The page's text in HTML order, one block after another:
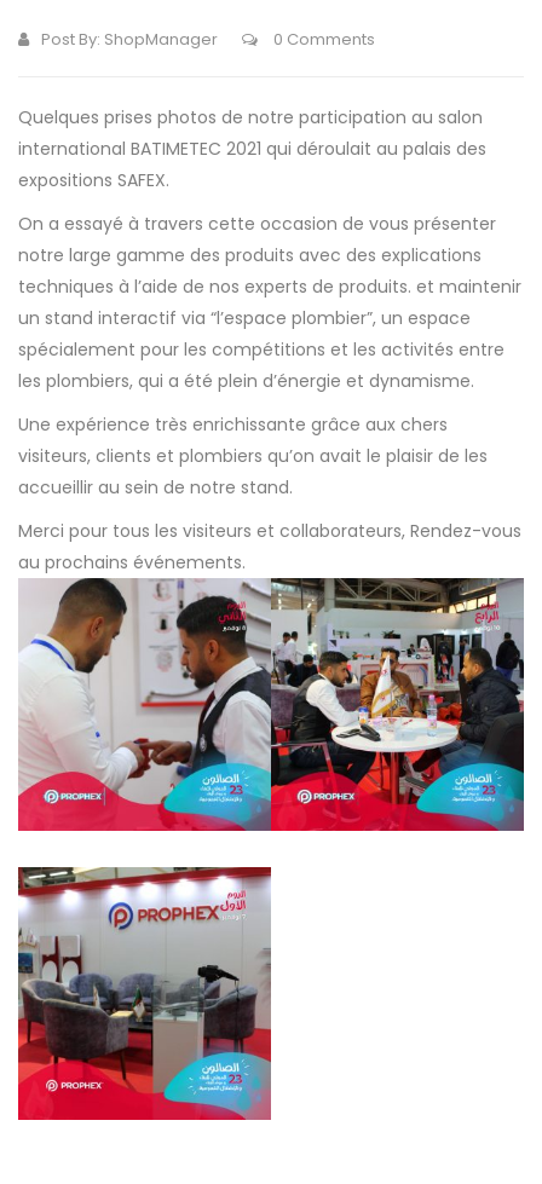
Post By: ShopManager 0 Comments
Quelques prises photos de notre participation au salon
international BATIMETEC 2021 qui déroulait au palais des
expositions SAFEX.
On a essayé à travers cette occasion de vous présenter
notre large gamme des produits avec des explications
techniques à l’aide de nos experts de produits. et maintenir
un stand interactif via “l’espace plombier”, un espace
spécialement pour les compétitions et les activités entre
les plombiers, qui a été plein d’énergie et dynamisme.
Une expérience très enrichissante grâce aux chers
visiteurs, clients et plombiers qu’on avait le plaisir de les
accueillir au sein de notre stand.
Merci pour tous les visiteurs et collaborateurs, Rendez-vous
au prochains événements.